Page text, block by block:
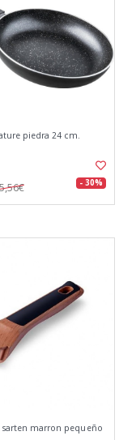
piedra 24 cm.
- 30%
sarten marron pequeño